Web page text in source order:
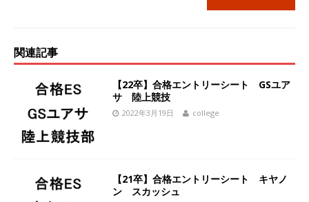
シップ 】スタンダード上場 ｜ 業界No.1 企業医
療機関向け広告・人材営業 ｜ 未経験からコンサ
体育会積極採用企業
関連記事
【22卒】合格エントリーシート GSユア
サ 陸上競技
2022年3月19日 college
【21卒】合格エントリーシート キヤノ
ン スカッシュ